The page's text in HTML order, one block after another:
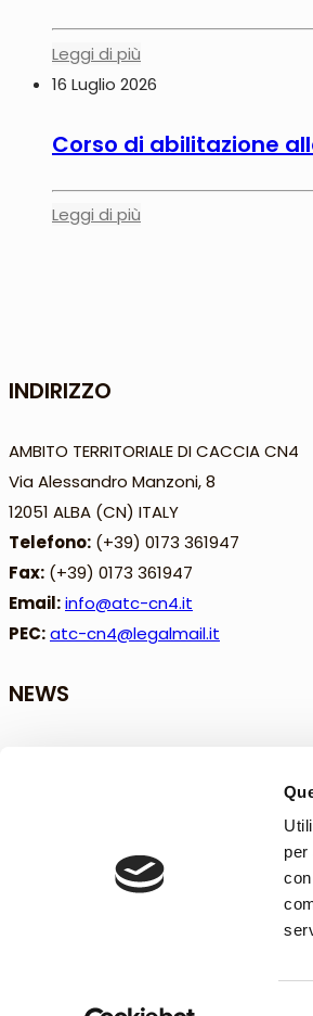
per
Leggi di più
16 Luglio 2026
Corso di abilitazione
Leggi di più
INDIRIZZO
AMBITO TERRITORIALE DI CACCIA CN4
Via Alessandro Manzoni, 8
12051 ALBA (CN) ITALY
Telefono: (+39) 0173 361947
Fax: (+39) 0173 361947
Email:info@atc-cn4.it
PEC:atc-cn4@legalmail.it
NEWS
Avviso importante